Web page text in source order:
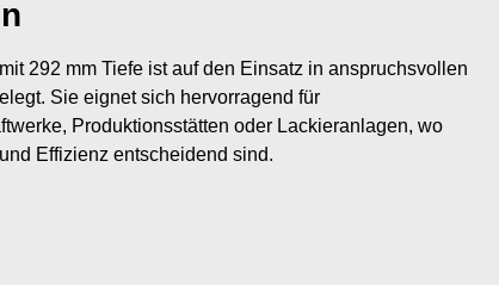
292 mm Tiefe ist auf den Einsatz in anspruchsvollen
Sie eignet sich hervorragend für
Produktionsstätten oder Lackieranlagen, wo
Effizienz entscheidend sind.